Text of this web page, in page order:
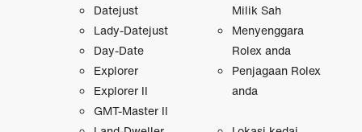
Datejust
Lady-Datejust
Day-Date
Explorer
Explorer II
GMT-Master II
Milik Sah
Menyenggara
Rolex anda
Penjagaan Rolex
anda